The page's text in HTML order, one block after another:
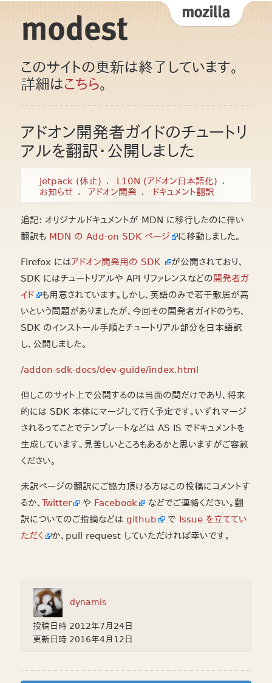
このサイトの更新は終了しています。
詳細はこちら。
アドオン開発者ガイドのチュートリ
アルを翻訳・公開しました
Jetpack (休止)
L10N (アドオン日本語化)
お知らせ
アドオン開発 ドキュメント翻訳
追記: オリジナルドキュメントが MDN に移行したのに伴い
翻訳も MDN の Add-on SDK ページ に移動しました。
Firefox にはアドオン開発用の SDK
が公開されており、
SDK にはチュートリアルや API リファレンスなどの開発者ガ
イド
も用意されています。しかし、英語のみで若干敷居が高
いという問題がありましたが、今回その開発者ガイドのうち、
SDK のインストール手順とチュートリアル部分を日本語訳
し、公開しました。
/addon-sdk-docs/dev-guide/index.html
但しこのサイト上で公開するのは当面の間だけであり、将来
的には SDK 本体にマージして行く予定です。いずれマージ
されるってことでテンプレートなどは AS IS でドキュメントを
生成しています。見苦しいところもあるかと思いますがご容赦
ください。
未訳ページの翻訳にご協力頂ける方はこの投稿にコメントす
るか、 Twitter や Facebook
などでご連絡ください。翻
訳についてのご指摘などは github で Issue を立ててい
ただく
か、pull request していただければ幸いです。
dynamis
投稿日時 2012年7月24日
更新日時 2016年4月12日